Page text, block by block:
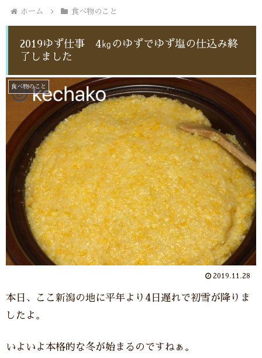
ホーム 食べ物のこと
2019ゆず仕事 4㎏のゆずでゆず塩の仕込み終
了しました
食べ物のこと
2019.11.28
本日、ここ新潟の地に平年より4日遅れで初雪が降りま
したよ。
いよいよ本格的な冬が始まるのですねぁ。